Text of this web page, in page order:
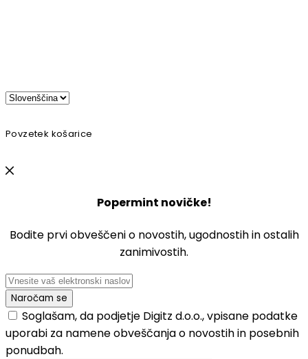
Povzetek košarice
Popermint novičke!
Bodite prvi obveščeni o novostih, ugodnostih in ostalih
zanimivostih.
Soglašam, da podjetje Digitz d.o.o., vpisane podatke
uporabi za namene obveščanja o novostih in posebnih
ponudbah.